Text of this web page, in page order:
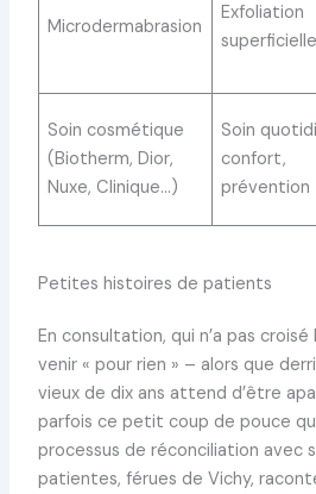
Microdermabrasion
Exfoliation
superficielle
Soin cosmétique
(Biotherm, Dior,
Nuxe, Clinique…)
Soin
confort,
prévention
Petites histoires de patients
En consultation, qui n’a pas
venir « pour rien » – alors que
vieux de dix ans attend d’être
parfois ce petit coup de pouce
processus de réconciliation avec
patientes, férues de Vichy,